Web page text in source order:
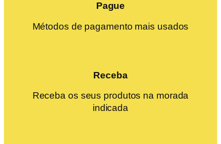
Pague
Métodos de pagamento mais usados
Receba
Receba os seus produtos na morada
indicada